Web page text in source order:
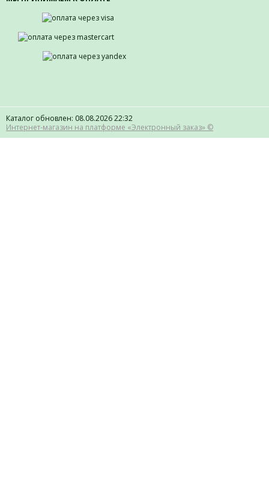
Каталог обновлен: 08.08.2026 22:32
Интернет-магазин на платформе «Электронный заказ» ©